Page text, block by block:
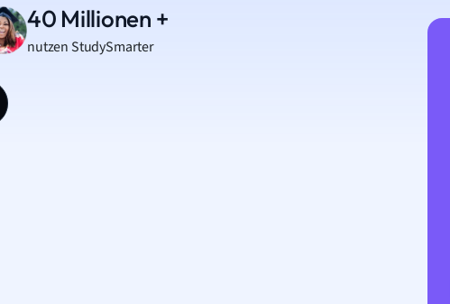
40 Millionen +
nutzen StudySmarter